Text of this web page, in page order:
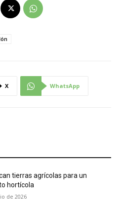
X WhatsApp
tierras agrícolas para un
hortícola
de 2026